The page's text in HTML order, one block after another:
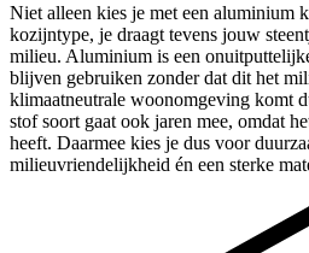
Niet alleen kies je met een aluminium
kozijntype, je draagt tevens jouw
milieu. Aluminium is een
blijven gebruiken zonder dat dit het
klimaatneutrale woonomgeving komt
stof soort gaat ook jaren mee, omdat
heeft. Daarmee kies je dus voor
milieuvriendelijkheid én een sterke